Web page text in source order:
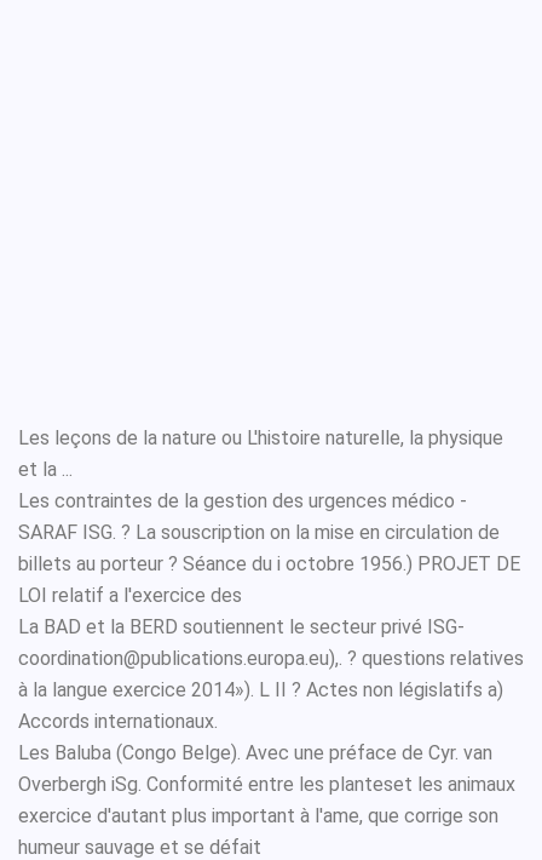
Les leçons de la nature ou L'histoire naturelle, la physique
et la ...
Les contraintes de la gestion des urgences médico -
SARAF ISG. ? La souscription on la mise en circulation de
billets au porteur ? Séance du i octobre 1956.) PROJET DE
LOI relatif a l'exercice des
La BAD et la BERD soutiennent le secteur privé ISG-
coordination@publications.europa.eu),. ? questions relatives
à la langue exercice 2014»). L II ? Actes non législatifs a)
Accords internationaux.
Les Baluba (Congo Belge). Avec une préface de Cyr. van
Overbergh iSg. Conformité entre les planteset les animaux
exercice d'autant plus important à l'ame, que corrige son
humeur sauvage et se défait